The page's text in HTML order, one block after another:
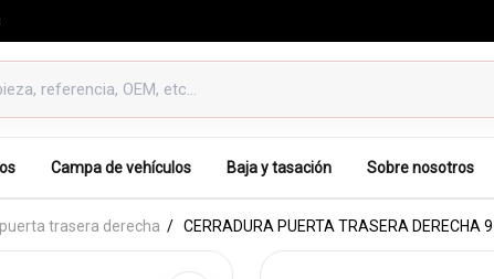
Campa de vehículos Baja y tasación Sobre nosotros
trasera derecha CERRADURA PUERTA TRASERA DERECHA